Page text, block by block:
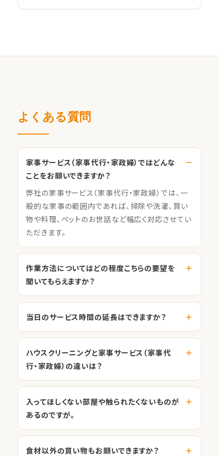
よくある質問
家事サービス（家事代行・家政婦）ではどんな
ことをお願いできますか？
弊社の家事サービス（家事代行・家政婦）では、一
般的な家事の範囲内であれば、掃除や洗濯、買い
物や料理、ペットのお世話など幅広く対応させてい
ただきます。
作業方法についてはどの程度こちらの要望を
聞いてもらえますか？
当日のサービス時間の延長はできますか？
ハウスクリーニングと家事サービス（家事代
行・家政婦）の違いは？
入ってほしくない部屋や触られたくないものが
あるのですが。
食材以外の買い物もお願いできますか？